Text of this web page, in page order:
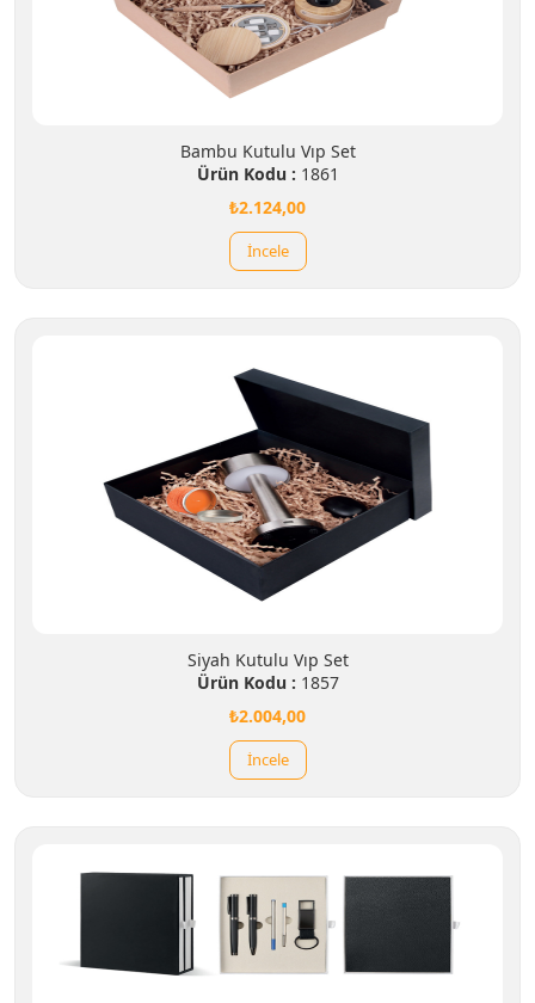
Bambu Kutulu Vıp Set
Ürün Kodu : 1861
₺2.124,00
İncele
Siyah Kutulu Vıp Set
Ürün Kodu : 1857
₺2.004,00
İncele